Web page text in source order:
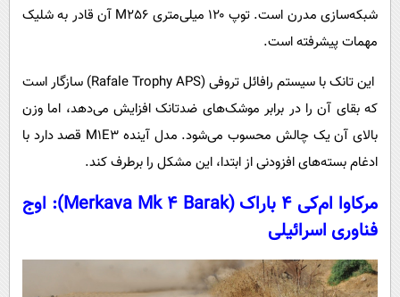
شبکه‌سازی مدرن است. توپ ۱۲۰ میلی‌متری M256 آن قادر به شلیک
مهمات پیشرفته است.
این تانک با سیستم رافائل تروفی (Rafale Trophy APS) سازگار است
که بقای آن را در برابر موشک‌های ضدتانک افزایش می‌دهد، اما وزن
بالای آن یک چالش محسوب می‌شود. مدل آینده M1E3 قصد دارد با
ادغام بسته‌های افزودنی از ابتدا، این مشکل را برطرف کند.
مرکاوا ام‌کی ۴ باراک (Merkava Mk 4 Barak): اوج
فناوری اسرائیلی